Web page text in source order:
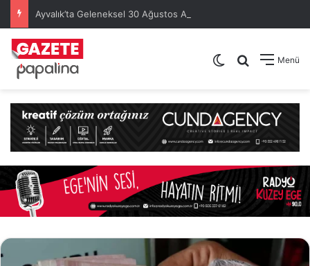
Menü
Arama yap
Dış görünümü